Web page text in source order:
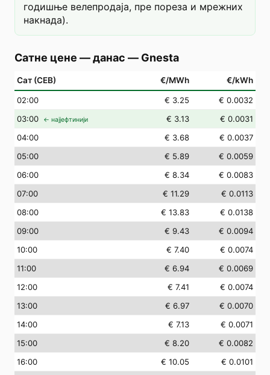
годишње велепродаја, пре пореза и мрежних
накнада).
Сатне цене — данас — Gnesta
Сат (СЕВ) €/MWh €/kWh
02:00 € 3.25
€ 0.0032
03:00 ← најјефтинији € 3.13
€ 0.0031
04:00 € 3.68
€ 0.0037
05:00 € 5.89
€ 0.0059
06:00 € 8.34
€ 0.0083
07:00 € 11.29
€ 0.0113
08:00 € 13.83
€ 0.0138
09:00 € 9.43
€ 0.0094
10:00 € 7.40
€ 0.0074
11:00 € 6.94
€ 0.0069
12:00 € 7.41
€ 0.0074
13:00 € 6.97
€ 0.0070
14:00 € 7.13
€ 0.0071
15:00 € 8.20
€ 0.0082
16:00 € 10.05
€ 0.0101